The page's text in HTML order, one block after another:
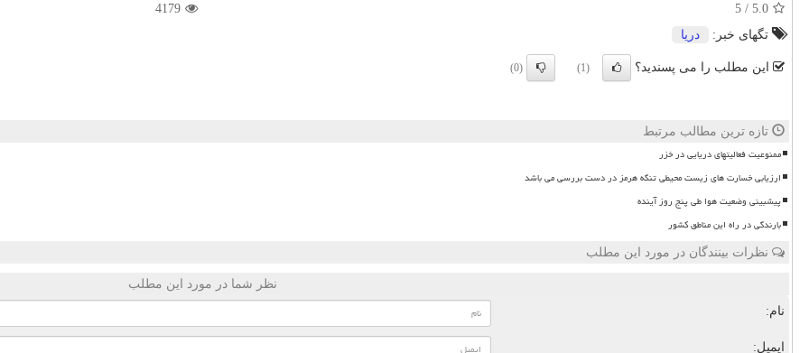
5.0
/
5
4179
تگهای خبر:
دریا
این مطلب را می پسندید؟ (1)
(0)
تازه ترین مطالب مرتبط
ممنوعیت فعالیتهای دریایی در خزر
ارزیابی خسارت های زیست محیطی تنگه هرمز در دست بررسی می باشد
پیشبینی وضعیت هوا طی پنج روز آینده
بارندگی در راه این مناطق کشور
نظرات بینندگان در مورد این مطلب
نظر شما در مورد این مطلب
نام:
ایمیل: